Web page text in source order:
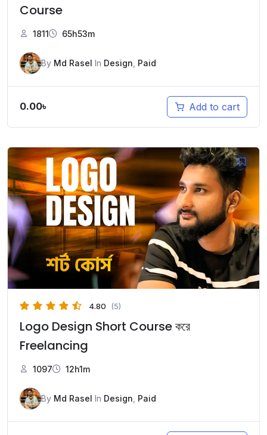
Course
1811 65h53m
By Md Rasel In Design Paid
0.00৳ Add to cart
4.80 (5)
Logo Design Short Course করে
Freelancing
1097 12h1m
By Md Rasel In Design Paid